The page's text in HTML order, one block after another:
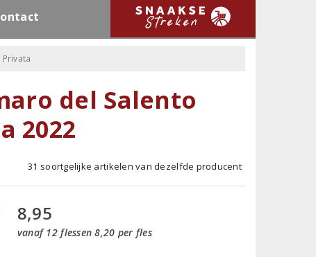
del Salento
2022
31 soortgelijke artikelen van dezelfde producent
8,95
vanaf 12 flessen 8,20 per fles